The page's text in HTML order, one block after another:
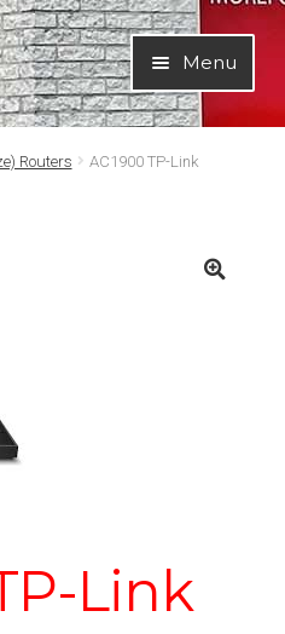
Menu
Routers AC1900 TP-Link
Link